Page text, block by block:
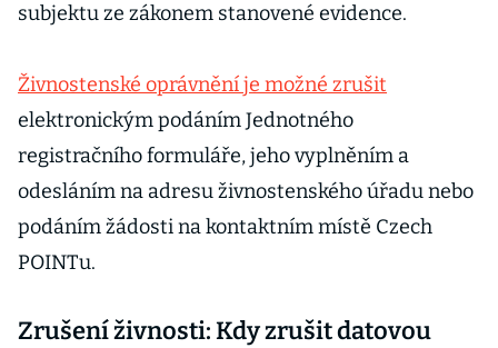
subjektu ze zákonem stanovené evidence.
Živnostenské oprávnění je možné zrušit
elektronickým podáním Jednotného
registračního formuláře, jeho vyplněním a
odesláním na adresu živnostenského úřadu nebo
podáním žádosti na kontaktním místě Czech
POINTu.
Zrušení živnosti: Kdy zrušit datovou